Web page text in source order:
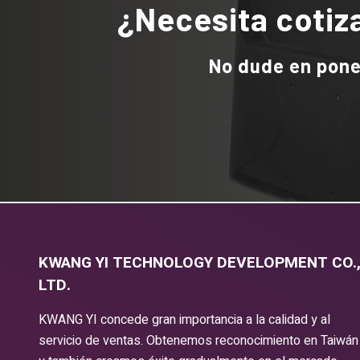
¿Necesita
No dude en
KWANG YI TECHNOLOGY DEVELOPMENT CO.,
LTD.
KWANG YI concede gran importancia a la calidad y al
servicio de ventas. Obtenemos reconocimiento en Taiwán